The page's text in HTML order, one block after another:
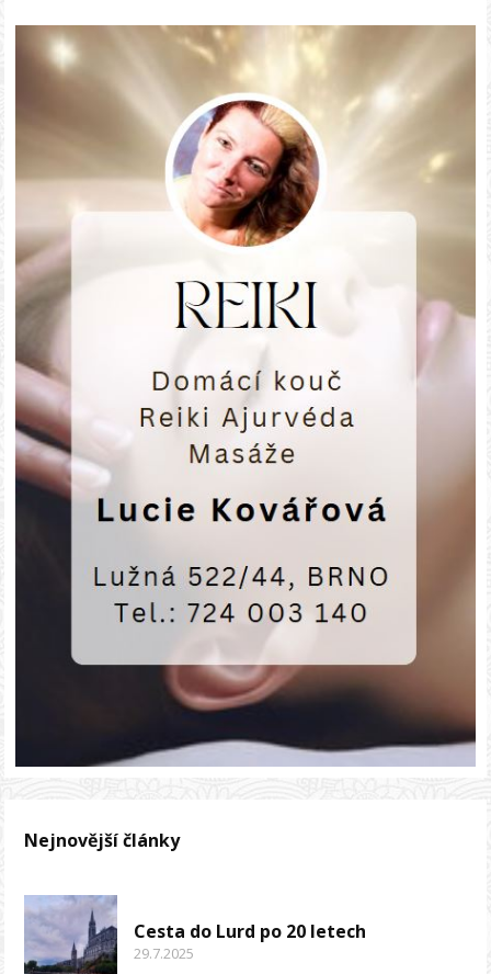
Nejnovější články
Cesta do Lurd po 20 letech
29.7.2025